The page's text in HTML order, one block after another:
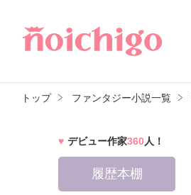
トップ ファンタジー小説一覧
デビュー作家360人！
履歴本棚